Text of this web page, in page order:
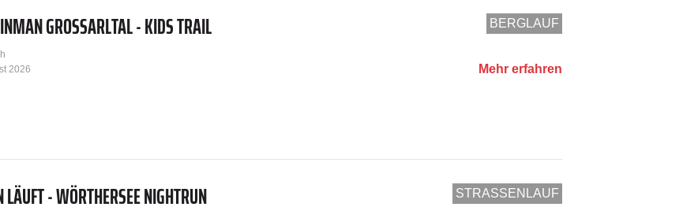
BERGLAUF
GROSSARLTAL - KIDS TRAIL
Mehr erfahren
2026
STRASSENLAUF
LÄUFT - WÖRTHERSEE NIGHTRUN